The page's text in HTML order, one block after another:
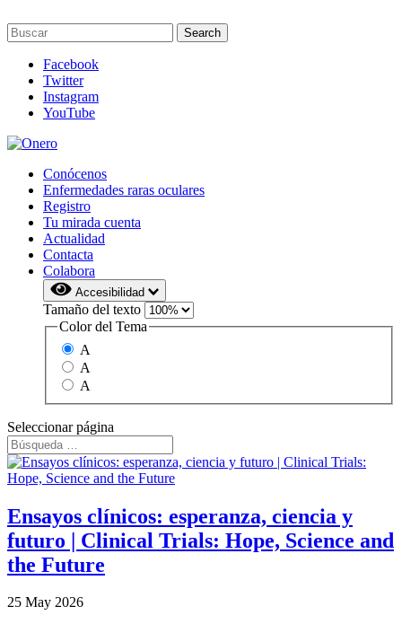
Facebook
Twitter
Instagram
YouTube
Conócenos
Enfermedades raras oculares
Registro
Tu mirada cuenta
Actualidad
Contacta
Colabora
Accesibilidad
Tamaño del texto
Color del Tema
A
A
A
Seleccionar página
Ensayos clínicos: esperanza, ciencia y
futuro | Clinical Trials: Hope, Science and
the Future
25 May 2026